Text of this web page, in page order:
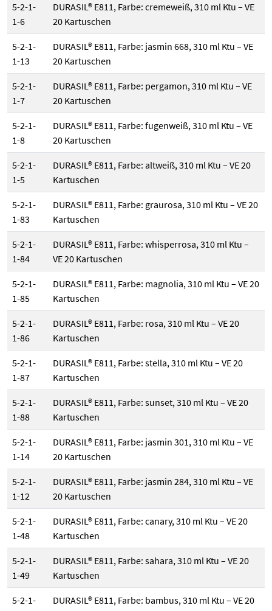
5-2-1-
1-6
DURASIL® E811, Farbe: cremeweiß, 310 ml Ktu – VE
20 Kartuschen
5-2-1-
1-13
DURASIL® E811, Farbe: jasmin 668, 310 ml Ktu – VE
20 Kartuschen
5-2-1-
1-7
DURASIL® E811, Farbe: pergamon, 310 ml Ktu – VE
20 Kartuschen
5-2-1-
1-8
DURASIL® E811, Farbe: fugenweiß, 310 ml Ktu – VE
20 Kartuschen
5-2-1-
1-5
DURASIL® E811, Farbe: altweiß, 310 ml Ktu – VE 20
Kartuschen
5-2-1-
1-83
DURASIL® E811, Farbe: graurosa, 310 ml Ktu – VE 20
Kartuschen
5-2-1-
1-84
DURASIL® E811, Farbe: whisperrosa, 310 ml Ktu –
VE 20 Kartuschen
5-2-1-
1-85
DURASIL® E811, Farbe: magnolia, 310 ml Ktu – VE 20
Kartuschen
5-2-1-
1-86
DURASIL® E811, Farbe: rosa, 310 ml Ktu – VE 20
Kartuschen
5-2-1-
1-87
DURASIL® E811, Farbe: stella, 310 ml Ktu – VE 20
Kartuschen
5-2-1-
1-88
DURASIL® E811, Farbe: sunset, 310 ml Ktu – VE 20
Kartuschen
5-2-1-
1-14
DURASIL® E811, Farbe: jasmin 301, 310 ml Ktu – VE
20 Kartuschen
5-2-1-
1-12
DURASIL® E811, Farbe: jasmin 284, 310 ml Ktu – VE
20 Kartuschen
5-2-1-
1-48
DURASIL® E811, Farbe: canary, 310 ml Ktu – VE 20
Kartuschen
5-2-1-
1-49
DURASIL® E811, Farbe: sahara, 310 ml Ktu – VE 20
Kartuschen
5-2-1-
DURASIL® E811, Farbe: bambus, 310 ml Ktu – VE 20